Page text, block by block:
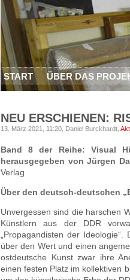
START ÜBER DAS
NEU ERSCHIENEN:
13. März 2021, 11:20, Daniel Burckhardt,
Band 8 der Reihe: Visual
herausgegeben von Jürgen
Verlag
Über den deutsch-deutschen
Unvergessen sind die harschen
Künstlern aus der DDR
„Propagandisten der
über den Wert und einen
ostdeutsche Kunst zwar ihre
einen festen Platz im kollektiven